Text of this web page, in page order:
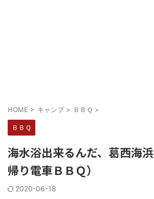
HOME > キャンプ > ＢＢＱ >
ＢＢＱ
海水浴出来るんだ、葛西海
帰り電車ＢＢＱ）
2020-06-18